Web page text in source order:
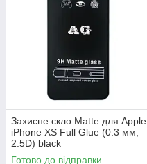
Захисне скло Matte для Apple
iPhone XS Full Glue (0.3 мм,
2.5D) black
Готово до відправки